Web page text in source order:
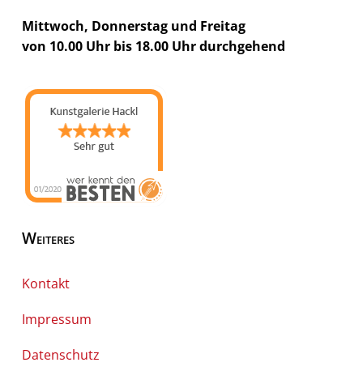
Mittwoch, Donnerstag und Freitag
von 10.00 Uhr bis 18.00 Uhr durchgehend
Weiteres
Kontakt
Impressum
Datenschutz